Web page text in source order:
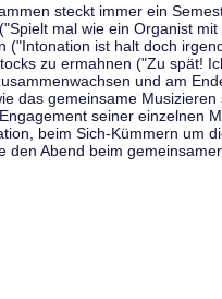
steckt immer ein
mal wie ein Organist
("Intonation ist halt doch
zu ermahnen ("Zu spät!
und am
das gemeinsame
seiner einzelnen
beim Sich-Kümmern um
den Abend beim